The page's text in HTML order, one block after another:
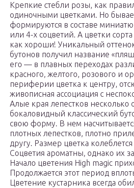
Крепкие стебли розы, как
одиночными цветками. Но
формируются в составе
или 4-х соцветий. А цветки
как хороши! Уникальный
бутонов получил название
его — в плавных переходах
красного, желтого, розового и
периферии цветка к центру,
живописная ассоциация с
Алые края лепестков несколько
бокаловидный классический
свою форму. В нем
плотных лепестков, плотно
другу. Размер цветка
Соцветия ароматны, однако их
Начало цветения High magic
Продолжается этот период
Цветение кустарника всегда